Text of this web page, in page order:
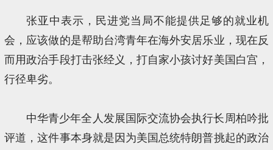
张亚中表示，民进党当局不能提供足够的就业机
会，应该做的是帮助台湾青年在海外安居乐业，现在反
而用政治手段打击张经义，打自家小孩讨好美国白宫，
行径卑劣。
中华青少年全人发展国际交流协会执行长周柏吟批
评道，这件事本身就是因为美国总统特朗普挑起的政治